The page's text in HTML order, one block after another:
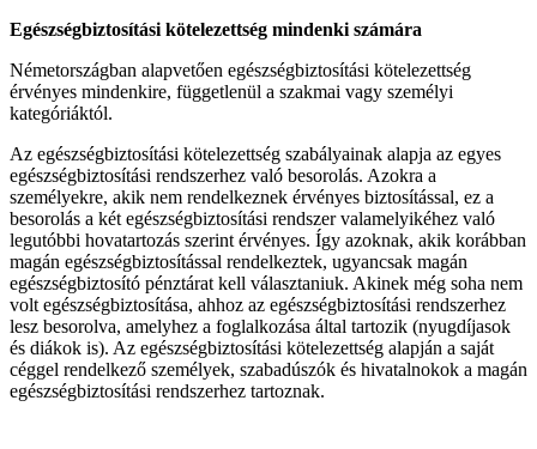
Egészségbiztosítási kötelezettség mindenki számára
Németországban alapvetően egészségbiztosítási kötelezettség
érvényes mindenkire, függetlenül a szakmai vagy személyi
kategóriáktól.
Az egészségbiztosítási kötelezettség szabályainak alapja az egyes
egészségbiztosítási rendszerhez való besorolás. Azokra a
személyekre, akik nem rendelkeznek érvényes biztosítással, ez a
besorolás a két egészségbiztosítási rendszer valamelyikéhez való
legutóbbi hovatartozás szerint érvényes. Így azoknak, akik korábban
magán egészségbiztosítással rendelkeztek, ugyancsak magán
egészségbiztosító pénztárat kell választaniuk. Akinek még soha nem
volt egészségbiztosítása, ahhoz az egészségbiztosítási rendszerhez
lesz besorolva, amelyhez a foglalkozása által tartozik (nyugdíjasok
és diákok is). Az egészségbiztosítási kötelezettség alapján a saját
céggel rendelkező személyek, szabadúszók és hivatalnokok a magán
egészségbiztosítási rendszerhez tartoznak.